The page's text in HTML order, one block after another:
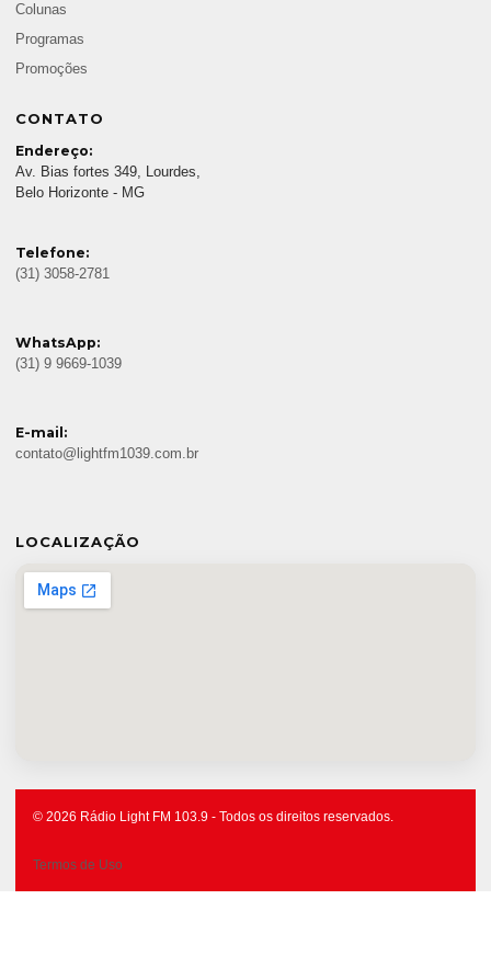
Colunas
Programas
Promoções
CONTATO
Endereço:
Av. Bias fortes 349, Lourdes,
Belo Horizonte - MG
Telefone:
(31) 3058-2781
WhatsApp:
(31) 9 9669-1039
E-mail:
contato@lightfm1039.com.br
LOCALIZAÇÃO
© 2026 Rádio Light FM 103.9 - Todos os direitos reservados.
Termos de Uso